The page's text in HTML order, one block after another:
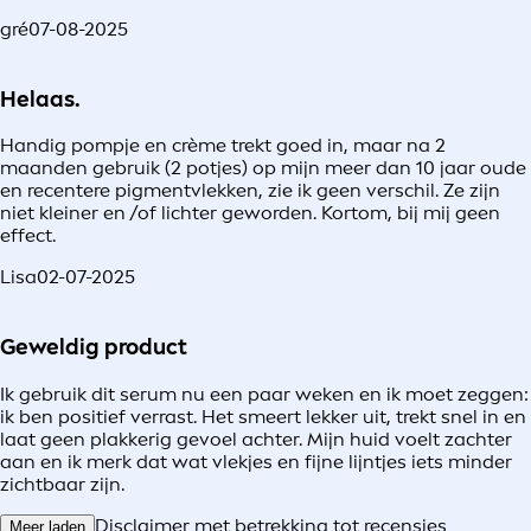
gré07-08-2025
Helaas.
Handig pompje en crème trekt goed in, maar na 2
maanden gebruik (2 potjes) op mijn meer dan 10 jaar oude
en recentere pigmentvlekken, zie ik geen verschil. Ze zijn
niet kleiner en /of lichter geworden. Kortom, bij mij geen
effect.
Lisa02-07-2025
Geweldig product
Ik gebruik dit serum nu een paar weken en ik moet zeggen:
ik ben positief verrast. Het smeert lekker uit, trekt snel in en
laat geen plakkerig gevoel achter. Mijn huid voelt zachter
aan en ik merk dat wat vlekjes en fijne lijntjes iets minder
zichtbaar zijn.
Meer laden Disclaimer met betrekking tot recensies